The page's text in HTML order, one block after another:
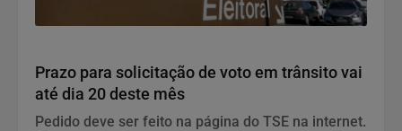
Prazo para solicitação de voto em trânsito vai
até dia 20 deste mês
Pedido deve ser feito na página do TSE na internet.